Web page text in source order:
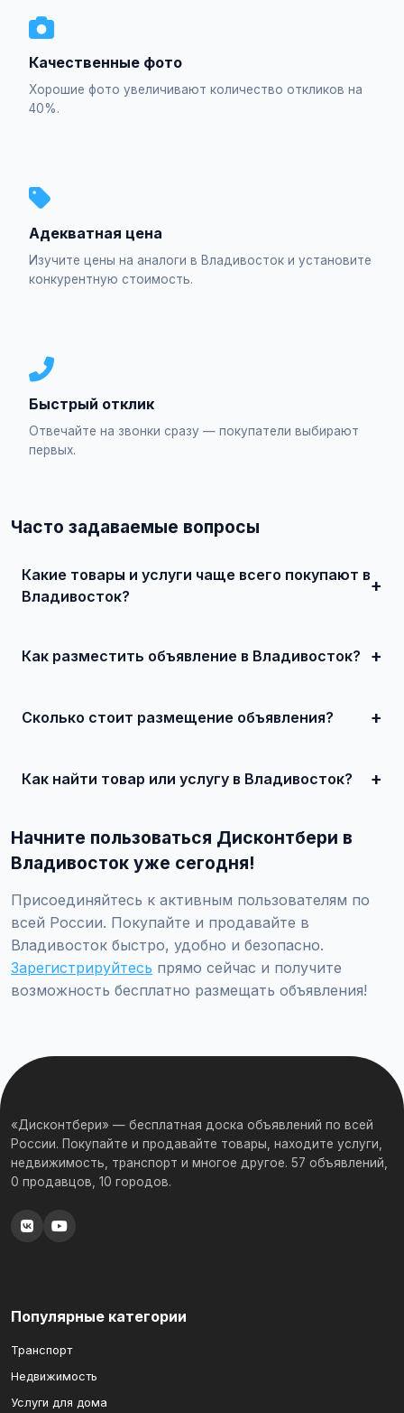
Качественные фото
Хорошие фото увеличивают количество откликов на
40%.
Адекватная цена
Изучите цены на аналоги в Владивосток и установите
конкурентную стоимость.
Быстрый отклик
Отвечайте на звонки сразу — покупатели выбирают
первых.
Часто задаваемые вопросы
Какие товары и услуги чаще всего покупают в
Владивосток?
также товары для дома и семьи.
Как разместить объявление в Владивосток?
заполните форму и опубликуйте. Первые 10 объявлений
Сколько стоит размещение объявления?
продвижение от 500 ₽ в месяц.
Как найти товар или услугу в Владивосток?
другим параметрам.
Начните пользоваться Дисконтбери в
Владивосток уже сегодня!
Присоединяйтесь к активным пользователям по
всей России. Покупайте и продавайте в
Владивосток быстро, удобно и безопасно.
Зарегистрируйтесь прямо сейчас и получите
возможность бесплатно размещать объявления!
«Дисконтбери» — бесплатная доска объявлений по всей
России. Покупайте и продавайте товары, находите услуги,
недвижимость, транспорт и многое другое. 57 объявлений,
0 продавцов, 10 городов.
Популярные категории
Транспорт
Недвижимость
Услуги для дома